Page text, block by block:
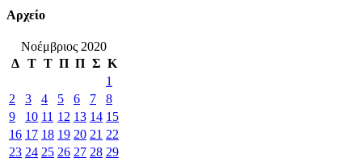
Αρχείο
Νοέμβριος 2020
Δ Τ Τ Π Π Σ Κ
1
2
3 4 5 6 7
8
9
10 11 12 13 14 15
16 17 18 19 20 21 22
23 24 25 26 27 28 29